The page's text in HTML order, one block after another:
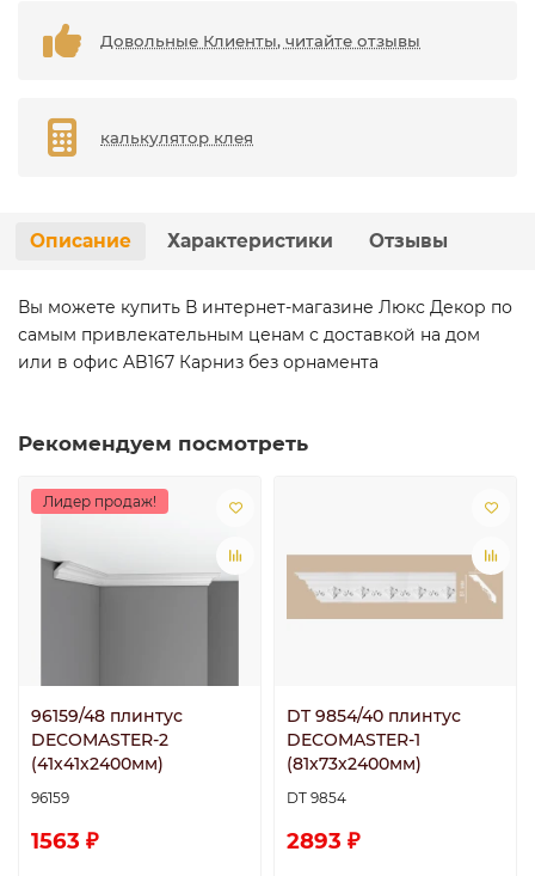
Довольные Клиенты, читайте отзывы
калькулятор клея
Описание Характеристики Отзывы
Вы можете купить В интернет-магазине Люкс Декор по
самым привлекательным ценам с доставкой на дом
или в офис AB167 Карниз без орнамента
Рекомендуем посмотреть
Лидер продаж!
96159/48 плинтус
DECOMASTER-2
(41х41х2400мм)
96159
1563 ₽
DT 9854/40 плинтус
DECOMASTER-1
(81х73х2400мм)
DT 9854
2893 ₽